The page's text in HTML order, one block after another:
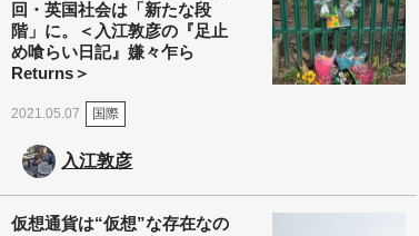
回・英国社会は「新たな段
階」に。＜入江敦彦の『足止
め喰らい日記』嫌々乍ら
Returns＞
2021.05.07 国際
入江敦彦
仮想通貨は“仮想”な存在なの